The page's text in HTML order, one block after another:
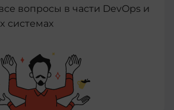
вопросы в части DevOps и
системах